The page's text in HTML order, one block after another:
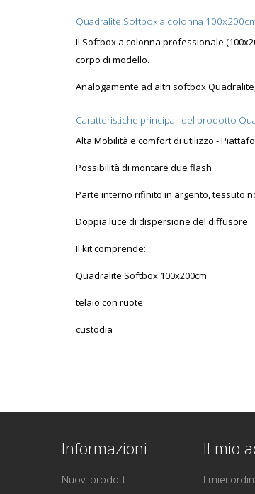
Quadralite Softbox a colonna
Il Softbox a colonna professionale
corpo di modello.
Analogamente ad altri softbox
Caratteristiche principali del prodotto
Alta Mobilità e comfort di utilizzo -
Possibilità di montare due flash
Parte interno rifinito in argento, tessuto
Doppia luce di dispersione del diffusore
Il kit comprende:
Quadralite Softbox 100x200cm
telaio con ruote
custodia
Informazioni
Nuovi prodotti
Il mio
I miei ordini